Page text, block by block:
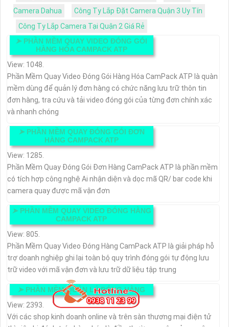
Camera Dahua
Công Ty Lắp Đặt Camera Quận 3 Uy Tín
Công Ty Lắp Camera Tại Quận 2 Giá Rẻ
➤ PHẦN MỀM QUAY VIDEO ĐÓNG GÓI
HÀNG HÓA CAMPACK ATP
View: 1048.
Phần Mềm Quay Video Đóng Gói Hàng Hóa CamPack ATP là quàn
mềm dùng để quản lý đơn hàng có chức năng lưu trữ thôn tin
đơn hàng, tra cứu và tải video đóng gói của từng đơn chính xác
và nhanh chóng
➤ PHẦN MỀM QUAY ĐÓNG GÓI ĐƠN
HÀNG CAMPACK ATP
View: 1285.
Phần Mềm Quay Đóng Gói Đơn Hàng CamPack ATP là phần mềm
có tích hợp công nghệ Ai nhận diện và dọc mã QR/ bar code khi
camera quay được mã vận đơn
➤ PHẦN MỀM QUAY VIDEO ĐÓNG HÀNG
CAMPACK ATP
View: 805.
Phần Mềm Quay Video Đóng Hàng CamPack ATP là giải pháp hỗ
trợ doanh nghiệp ghi lại toàn bộ quy trình đóng gói tự động lưu
trữ video với mã vận đơn và lưu trữ dữ liệu tập trung
➤ PHẦN MỀM QUẢN LÝ ĐÓNG HÀNG
View: 2393.
Với các shop kinh doanh online và trên sàn thương mại điện tử